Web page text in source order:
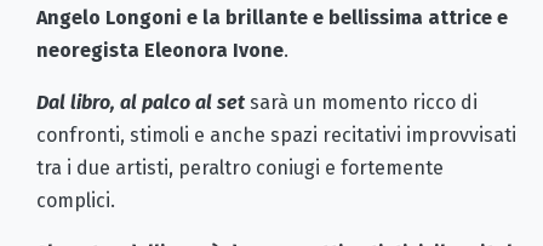
Angelo Longoni e la brillante e bellissima attrice e
neoregista Eleonora Ivone.
Dal libro, al palco al set sarà un momento ricco di
confronti, stimoli e anche spazi recitativi improvvisati
tra i due artisti, peraltro coniugi e fortemente
complici.